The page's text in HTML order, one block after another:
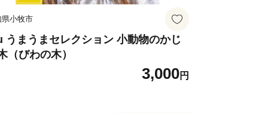
化が、
るゆえんとなっています。
小牧市
うまうまセレクション 小動物のかじ
（びわの木）
3,000円